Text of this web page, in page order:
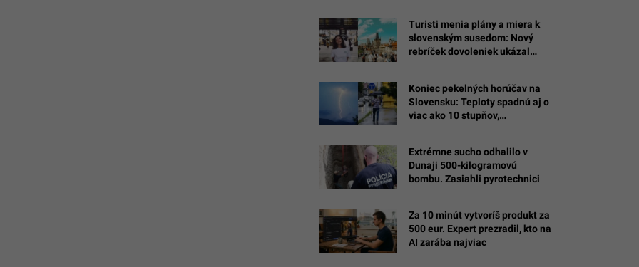
Turisti menia plány a miera k
slovenským susedom: Nový
rebríček dovoleniek ukázal
Koniec pekelných horúčav na
Slovensku: Teploty spadnú aj o
viac ako 10 stupňov,
Extrémne sucho odhalilo v
Dunaji 500-kilogramovú
bombu. Zasiahli pyrotechnici
Za 10 minút vytvoríš produkt za
500 eur. Expert prezradil, kto na
AI zarába najviac